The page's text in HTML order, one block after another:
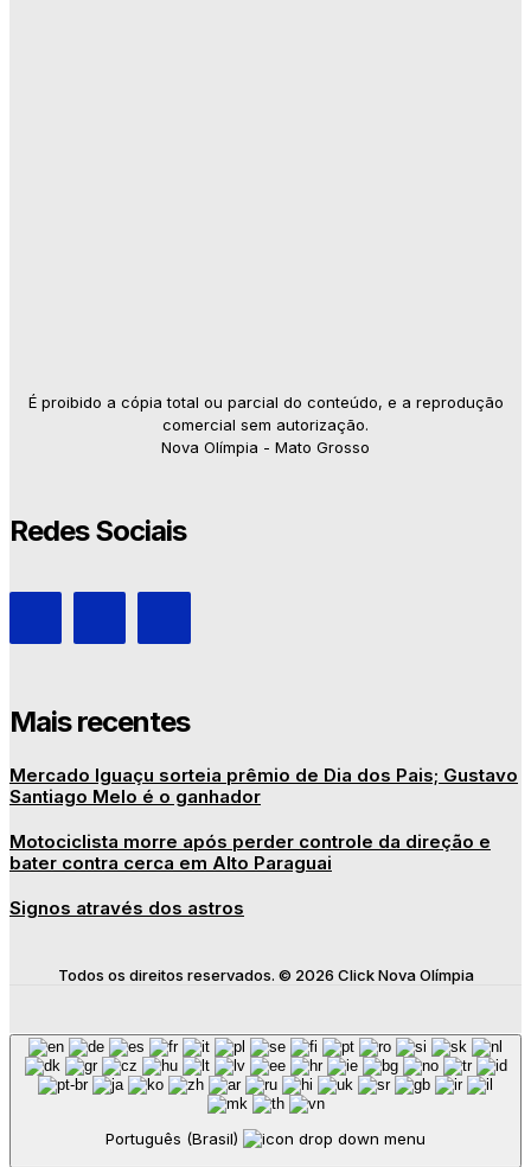
É proibido a cópia total ou parcial do conteúdo, e a reprodução
comercial sem autorização.
Nova Olímpia - Mato Grosso
Redes Sociais
Mais recentes
Mercado Iguaçu sorteia prêmio de Dia dos Pais; Gustavo
Santiago Melo é o ganhador
Motociclista morre após perder controle da direção e
bater contra cerca em Alto Paraguai
Signos através dos astros
Todos os direitos reservados. © 2026 Click Nova Olímpia
Português (Brasil)